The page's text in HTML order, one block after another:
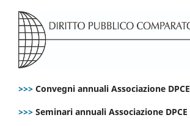
>>> Convegni annuali Associazione DPCE
>>> Seminari annuali Associazione DPCE